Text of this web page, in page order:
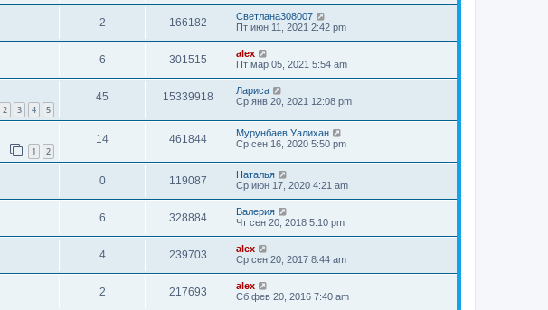
2 166182
Светлана308007
Пт июн 11, 2021 2:42 pm
6 301515
alex
Пт мар 05, 2021 5:54 am
2 3 4 5
45 15339918
Лариса
Ср янв 20, 2021 12:08 pm
1 2
14 461844
Мурунбаев Уалихан
Ср сен 16, 2020 5:50 pm
0 119087
Наталья
Ср июн 17, 2020 4:21 am
6 328884
Валерия
Чт сен 20, 2018 5:10 pm
4 239703
alex
Ср сен 20, 2017 8:44 am
2 217693
alex
Сб фев 20, 2016 7:40 am